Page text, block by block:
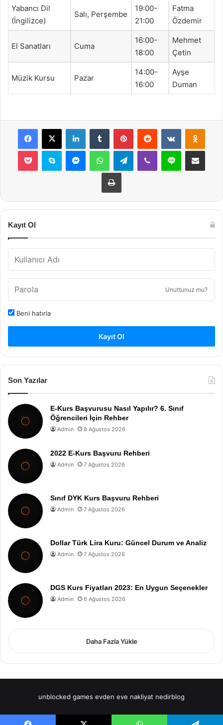
Yabancı Dil
(İngilizce)
Salı, Perşembe
19:00-
21:00
Fatma
Özdemir
El Sanatları Cuma
16:00-
18:00
Mehmet
Çetin
Müzik Kursu Pazar
14:00-
16:00
Ayşe
Duman
Facebook
X LinkedInTumblr PinterestReddit VKontakte
Pocket Skype MessengerWhatsAppTelegramViber Line E-Posta ile
Yazdır
Kayıt Ol
Unuttunuz mu?
Beni hatırla
Kayıt Ol
Son Yazılar
E-Kurs Başvurusu Nasıl Yapılır? 6. Sınıf
Öğrencileri İçin Rehber
Admin 8 Ağustos 2026
2022 E-Kurs Başvuru Rehberi
Admin 7 Ağustos 2026
Sınıf DYK Kurs Başvuru Rehberi
Admin 7 Ağustos 2026
Dollar Türk Lira Kuru: Güncel Durum ve Analiz
Admin 7 Ağustos 2026
DGS Kurs Fiyatları 2023: En Uygun Seçenekler
Admin 6 Ağustos 2026
Daha Fazla Yükle
unblocked games evden eve nakliyat nedirblog